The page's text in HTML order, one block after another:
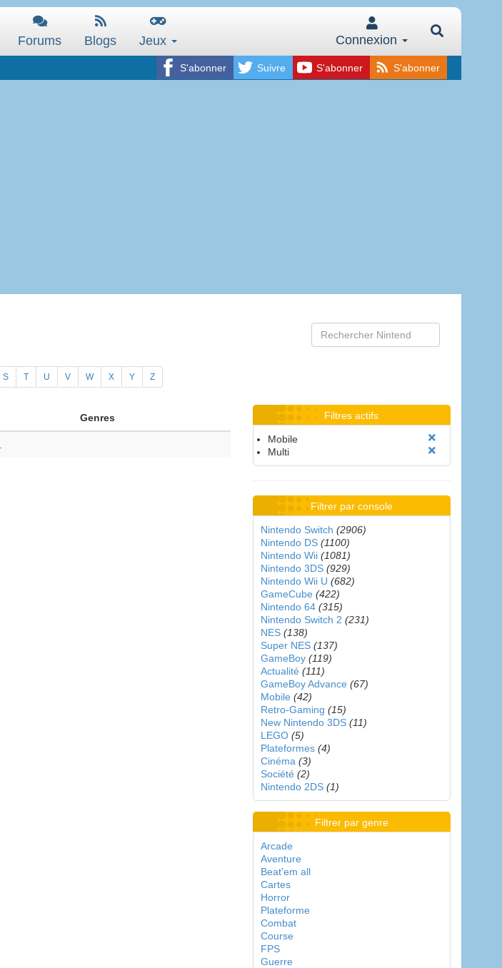
Forums Blogs Jeux Connexion
S'abonner Suivre S'abonner S'abonner
S T U V W X Y Z
Genres Filtres actifs
Mobile
Multi
Filtrer par console
Nintendo Switch (2906)
Nintendo DS (1100)
Nintendo Wii (1081)
Nintendo 3DS (929)
Nintendo Wii U (682)
GameCube (422)
Nintendo 64 (315)
Nintendo Switch 2 (231)
NES (138)
Super NES (137)
GameBoy (119)
Actualité (111)
GameBoy Advance (67)
Mobile (42)
Retro-Gaming (15)
New Nintendo 3DS (11)
LEGO (5)
Plateformes (4)
Cinéma (3)
Société (2)
Nintendo 2DS (1)
Filtrer par genre
Arcade
Aventure
Beat'em all
Cartes
Horror
Plateforme
Combat
Course
FPS
Guerre